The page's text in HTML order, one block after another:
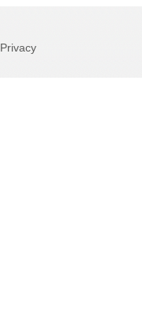
Privacy